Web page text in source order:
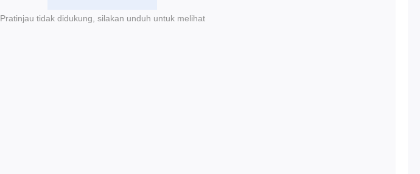
Pratinjau tidak didukung, silakan unduh untuk melihat